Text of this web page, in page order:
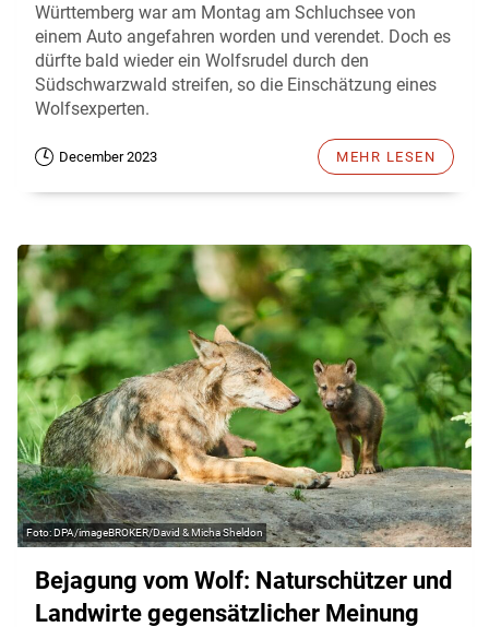
Württemberg war am Montag am Schluchsee von
einem Auto angefahren worden und verendet. Doch es
dürfte bald wieder ein Wolfsrudel durch den
Südschwarzwald streifen, so die Einschätzung eines
Wolfsexperten.
December 2023 MEHR LESEN
DPA/imageBROKER/David & Micha Sheldon
Bejagung vom Wolf: Naturschützer und
Landwirte gegensätzlicher Meinung